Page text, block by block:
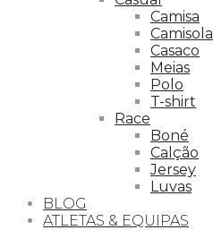
Camisa
Camisola
Casaco
Meias
Polo
T-shirt
Race
Boné
Calção
Jersey
Luvas
BLOG
ATLETAS & EQUIPAS